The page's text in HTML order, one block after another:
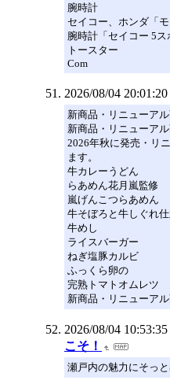
腕時計
セイコー、ホンダ「
腕時計「セイコー 5
トースター
Com
2026/08/04 20:01:20
新商品・リニューア
新商品・リニューア
2026年秋に発売・リ
ます。
牛カレーうどん
らあめん花月嵐監修
嵐げんこつらあめん
牛そぼろと牛しぐれ
牛めし
ライスバーガー
ねぎ塩豚カルビ
ふっくら卵の
完熟トマトオムレツ
新商品・リニューア
2026/08/04 10:53:35
こそ！
瀬戸内の魅力にそっ